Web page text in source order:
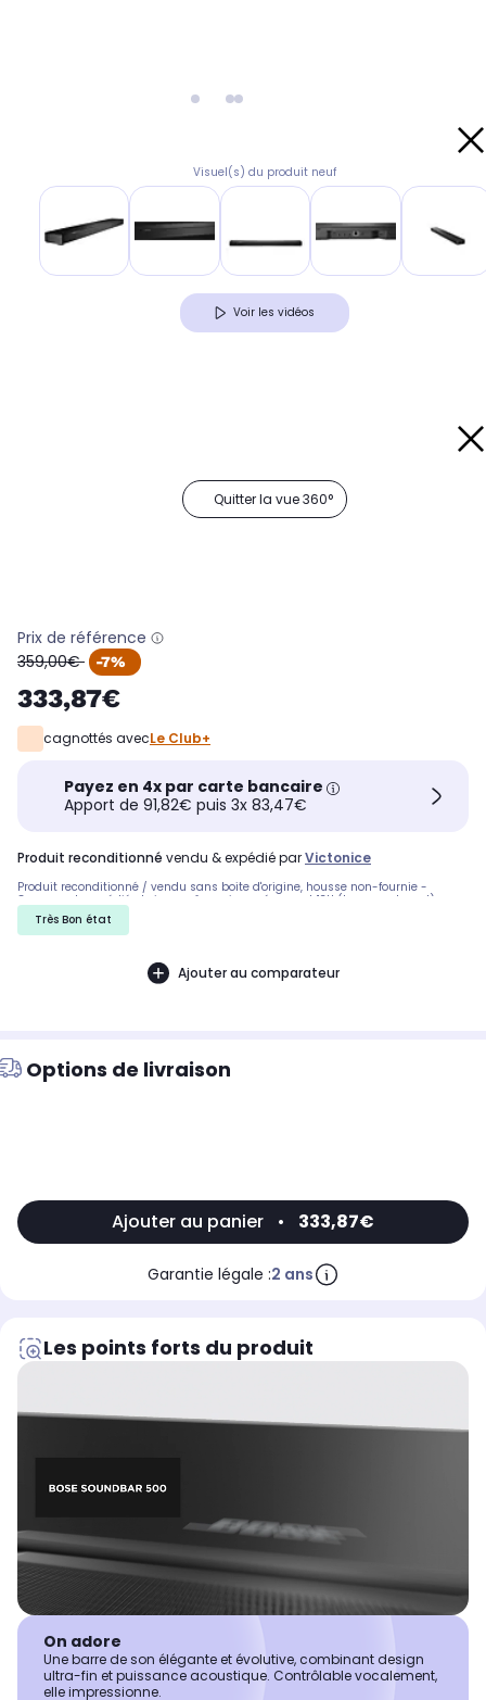
Visuel(s) du produit neuf
Voir les vidéos
Quitter la vue 360°
Prix de référence
oldPrice
359,00€ -7%
333,87€
cagnottés avecLe Club+
Payez en 4x par carte bancaire
Apport de 91,82€ puis 3x 83,47€
produit reconditionné vendu & expédié parVictonice
Produit reconditionné / vendu sans boite d'origine, housse non-fournie -
Commande expédiée le jour-même si passée avant 13H (hors-week-end).
Très Bon état
Ajouter au comparateur
Options de livraison
Ajouter au panier • 333,87€
Garantie légale :2 ans
Les points forts du produit
On adore
Une barre de son élégante et évolutive, combinant design
ultra-fin et puissance acoustique. Contrôlable vocalement,
elle impressionne.